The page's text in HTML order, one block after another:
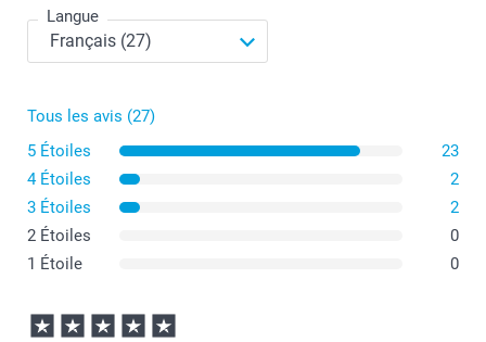
Langue
Tous les avis (27)
5 Étoiles
23
4 Étoiles
2
3 Étoiles
2
2 Étoiles
0
1 Étoile
0